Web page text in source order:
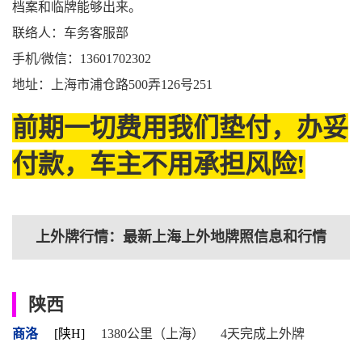
档案和临牌能够出来。
联络人：车务客服部
手机/微信：13601702302
地址：上海市浦仓路500弄126号251
前期一切费用我们垫付，办妥
付款，车主不用承担风险!
上外牌行情：最新上海上外地牌照信息和行情
陕西
商洛 [陕H] 1380公里（上海） 4天完成上外牌